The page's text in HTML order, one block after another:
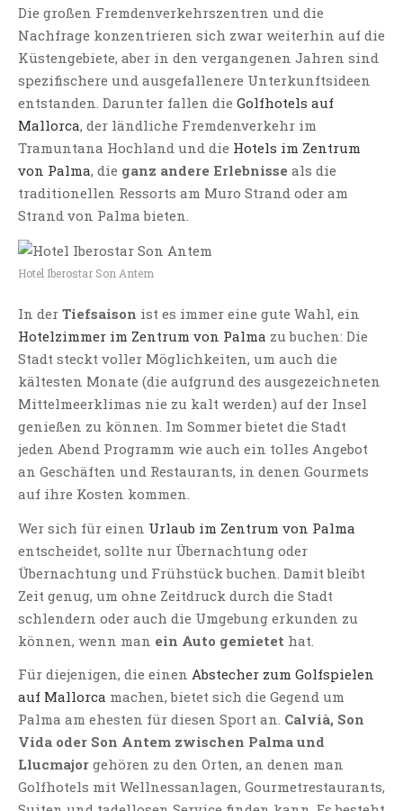
Die großen Fremdenverkehrszentren und die
Nachfrage konzentrieren sich zwar weiterhin auf die
Küstengebiete, aber in den vergangenen Jahren sind
spezifischere und ausgefallenere Unterkunftsideen
entstanden. Darunter fallen die Golfhotels auf
Mallorca, der ländliche Fremdenverkehr im
Tramuntana Hochland und die Hotels im Zentrum
von Palma, die ganz andere Erlebnisse als die
traditionellen Ressorts am Muro Strand oder am
Strand von Palma bieten.
Hotel Iberostar Son Antem
In der Tiefsaison ist es immer eine gute Wahl, ein
Hotelzimmer im Zentrum von Palma zu buchen: Die
Stadt steckt voller Möglichkeiten, um auch die
kältesten Monate (die aufgrund des ausgezeichneten
Mittelmeerklimas nie zu kalt werden) auf der Insel
genießen zu können. Im Sommer bietet die Stadt
jeden Abend Programm wie auch ein tolles Angebot
an Geschäften und Restaurants, in denen Gourmets
auf ihre Kosten kommen.
Wer sich für einen Urlaub im Zentrum von Palma
entscheidet, sollte nur Übernachtung oder
Übernachtung und Frühstück buchen. Damit bleibt
Zeit genug, um ohne Zeitdruck durch die Stadt
schlendern oder auch die Umgebung erkunden zu
können, wenn man ein Auto gemietet hat.
Für diejenigen, die einen Abstecher zum Golfspielen
auf Mallorca machen, bietet sich die Gegend um
Palma am ehesten für diesen Sport an. Calvià, Son
Vida oder Son Antem zwischen Palma und
Llucmajor gehören zu den Orten, an denen man
Golfhotels mit Wellnessanlagen, Gourmetrestaurants,